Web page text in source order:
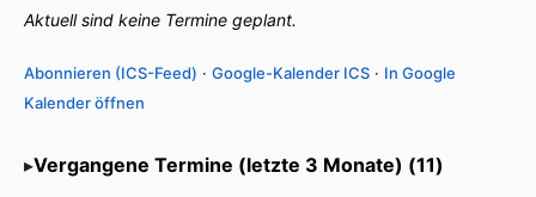
Aktuell sind keine Termine geplant.
Abonnieren (ICS-Feed) · Google-Kalender ICS · In Google
Kalender öffnen
Vergangene Termine (letzte 3 Monate) (11)